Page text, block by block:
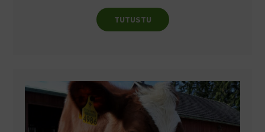
TUTUSTU